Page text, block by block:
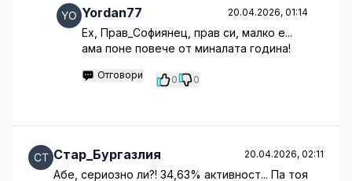
Yordan77 20.04.2026, 01:14
Ех, Прав_Софиянец, прав си, малко е...
ама поне повече от миналата година!
Отговори 0 0
Стар_Бургазлия 20.04.2026, 02:11
Абе, сериозно ли?! 34,63% активност... Па тоя